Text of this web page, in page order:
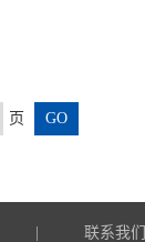
页
联系我们